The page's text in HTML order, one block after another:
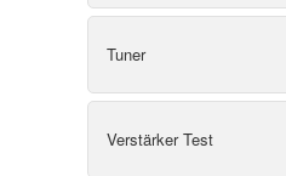
Tuner
Verstärker Test